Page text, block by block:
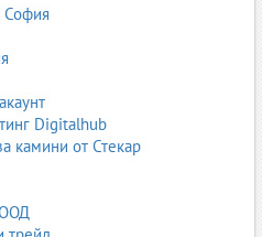
бор карбид или керамика.
София
Digitalhub
камини от Стекар